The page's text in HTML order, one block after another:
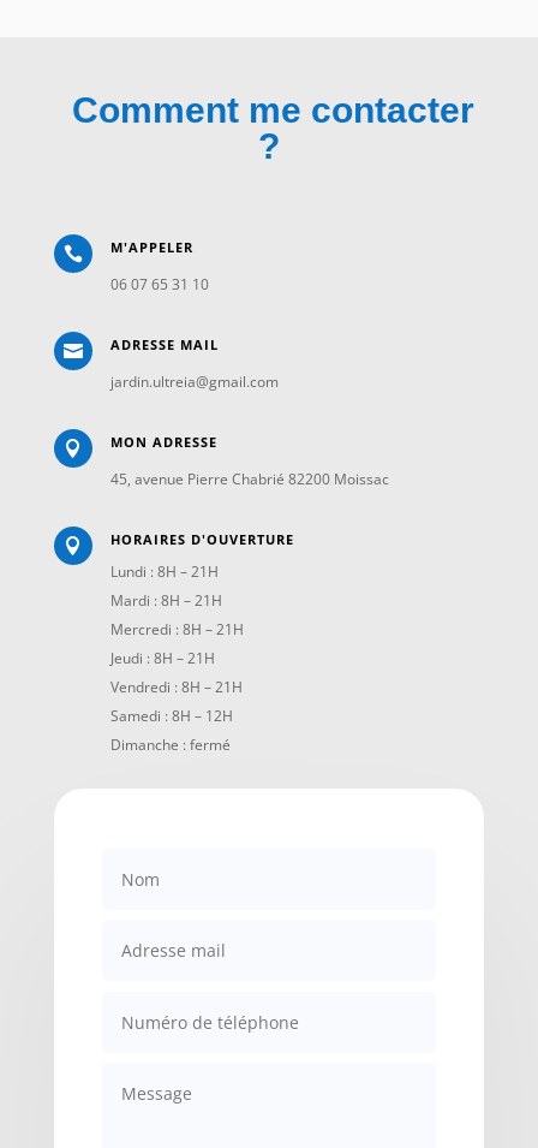
Comment me contacter
?
 M'APPELER
06 07 65 31 10
 ADRESSE MAIL
jardin.ultreia@gmail.com
 MON ADRESSE
45, avenue Pierre Chabrié 82200 Moissac
 HORAIRES D'OUVERTURE
Lundi : 8H – 21H
Mardi : 8H – 21H
Mercredi : 8H – 21H
Jeudi : 8H – 21H
Vendredi : 8H – 21H
Samedi : 8H – 12H
Dimanche : fermé